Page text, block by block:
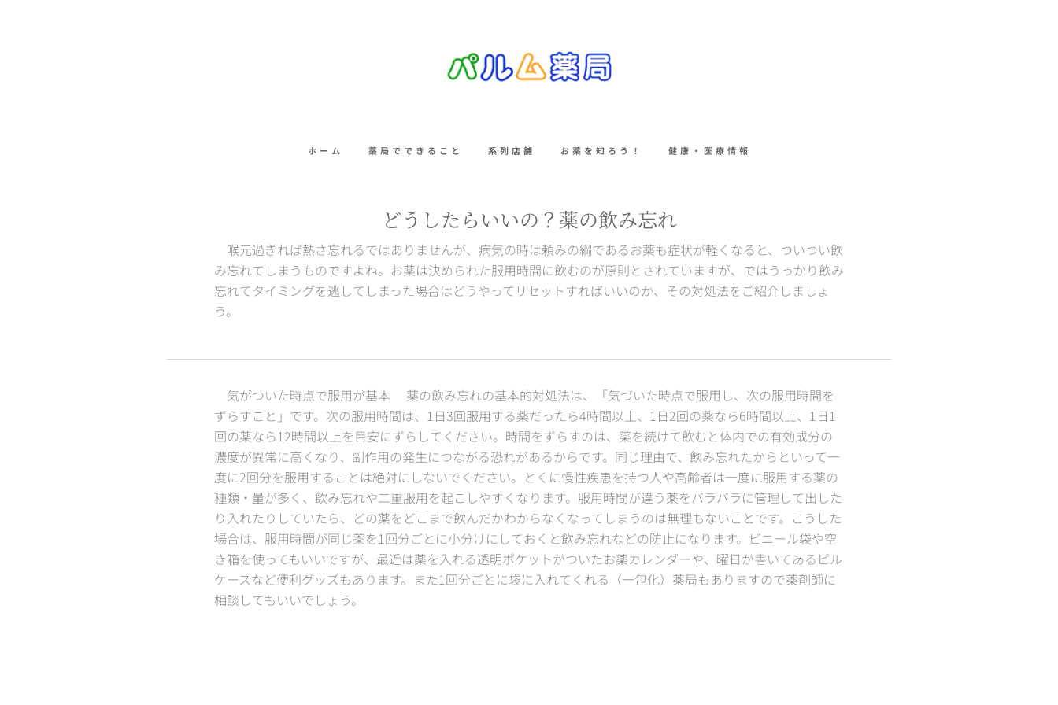
ホーム 薬局でできること 系列店舗 お薬を知ろう！ 健康・医療情報
どうしたらいいの？薬の飲み忘れ
喉元過ぎれば熱さ忘れるではありませんが、病気の時は頼みの綱であるお薬も症状が軽くなると、ついつい飲
み忘れてしまうものですよね。お薬は決められた服用時間に飲むのが原則とされていますが、ではうっかり飲み
忘れてタイミングを逃してしまった場合はどうやってリセットすればいいのか、その対処法をご紹介しましょ
う。
気がついた時点で服用が基本 薬の飲み忘れの基本的対処法は、「気づいた時点で服用し、次の服用時間を
ずらすこと」です。次の服用時間は、1日3回服用する薬だったら4時間以上、1日2回の薬なら6時間以上、1日1
回の薬なら12時間以上を目安にずらしてください。時間をずらすのは、薬を続けて飲むと体内での有効成分の
濃度が異常に高くなり、副作用の発生につながる恐れがあるからです。同じ理由で、飲み忘れたからといって一
度に2回分を服用することは絶対にしないでください。とくに慢性疾患を持つ人や高齢者は一度に服用する薬の
種類・量が多く、飲み忘れや二重服用を起こしやすくなります。服用時間が違う薬をバラバラに管理して出した
り入れたりしていたら、どの薬をどこまで飲んだかわからなくなってしまうのは無理もないことです。こうした
場合は、服用時間が同じ薬を1回分ごとに小分けにしておくと飲み忘れなどの防止になります。ビニール袋や空
き箱を使ってもいいですが、最近は薬を入れる透明ポケットがついたお薬カレンダーや、曜日が書いてあるピル
ケースなど便利グッズもあります。また1回分ごとに袋に入れてくれる（一包化）薬局もありますので薬剤師に
相談してもいいでしょう。